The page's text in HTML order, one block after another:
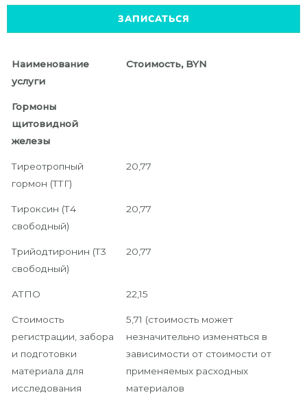
ЗАПИСАТЬСЯ
Наименование
услуги
Стоимость, BYN
Гормоны
щитовидной
железы
Тиреотропный
гормон (ТТГ)
20,77
Тироксин (Т4
свободный)
20,77
Трийодтиронин (Т3
свободный)
20,77
АТПО 22,15
Стоимость
регистрации, забора
и подготовки
материала для
исследования
5,71 (стоимость может
незначительно изменяться в
зависимости от стоимости от
применяемых расходных
материалов